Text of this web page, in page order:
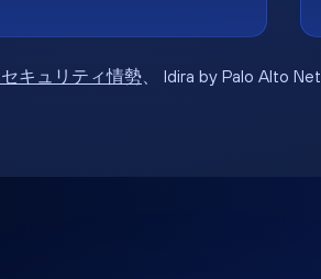
キュリティ情勢、 Idira by Palo Alto